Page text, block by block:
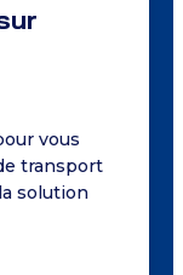
vous
transport
solution